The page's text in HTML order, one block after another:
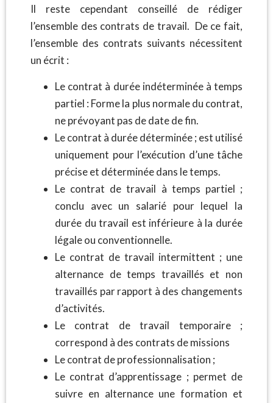
Il reste cependant conseillé de rédiger
l’ensemble des contrats de travail. De ce fait,
l’ensemble des contrats suivants nécessitent
un écrit :
Le contrat à durée indéterminée à temps
partiel : Forme la plus normale du contrat,
ne prévoyant pas de date de fin.
Le contrat à durée déterminée ; est utilisé
uniquement pour l’exécution d’une tâche
précise et déterminée dans le temps.
Le contrat de travail à temps partiel ;
conclu avec un salarié pour lequel la
durée du travail est inférieure à la durée
légale ou conventionnelle.
Le contrat de travail intermittent ; une
alternance de temps travaillés et non
travaillés par rapport à des changements
d’activités.
Le contrat de travail temporaire ;
correspond à des contrats de missions
Le contrat de professionnalisation ;
Le contrat d’apprentissage ; permet de
suivre en alternance une formation et